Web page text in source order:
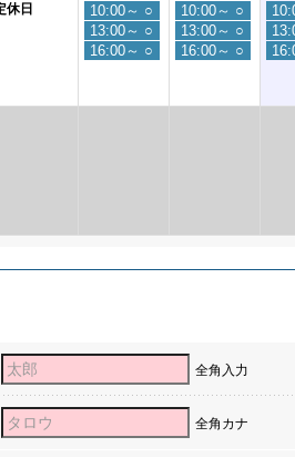
休日 10:00～ ○
13:00～ ○
16:00～ ○
10:00～ ○
13:00～ ○
16:00～ ○
全角入力
全角カナ